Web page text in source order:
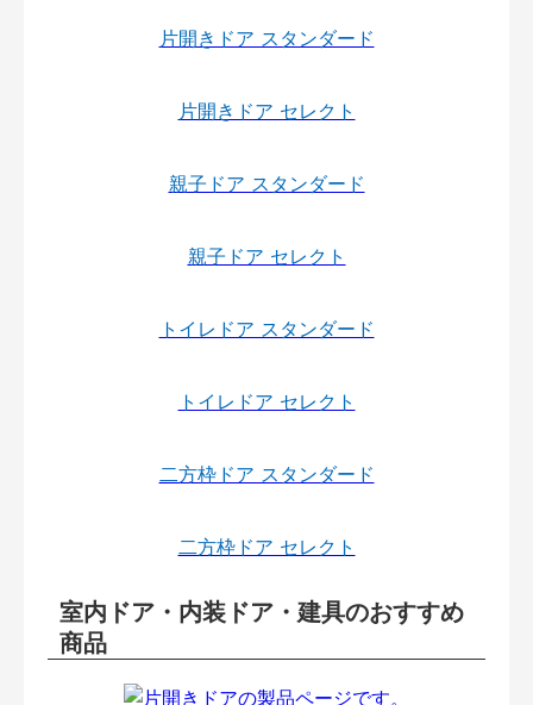
片開きドア スタンダード
片開きドア セレクト
親子ドア スタンダード
親子ドア セレクト
トイレドア スタンダード
トイレドア セレクト
二方枠ドア スタンダード
二方枠ドア セレクト
室内ドア・内装ドア・建具のおすすめ
商品